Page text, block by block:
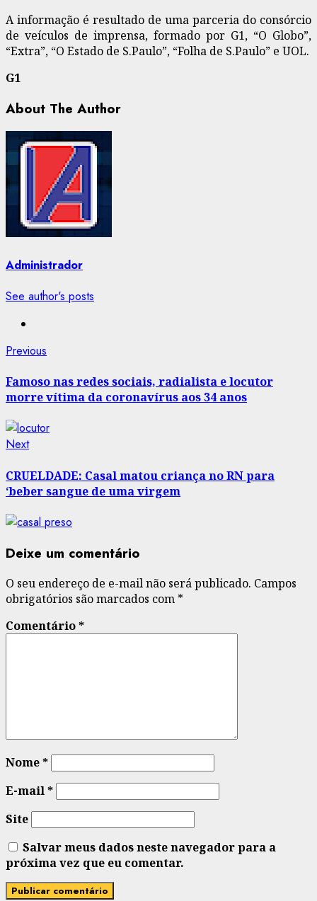
A informação é resultado de uma parceria do consórcio
de veículos de imprensa, formado por G1, “O Globo”,
“Extra”, “O Estado de S.Paulo”, “Folha de S.Paulo” e UOL.
G1
About The Author
Administrador
See author's posts
Post
navigation
Previous
Famoso nas redes sociais, radialista e locutor
morre vítima da coronavírus aos 34 anos
NextNext
CRUELDADE: Casal matou criança no RN para
‘beber sangue de uma virgem
Deixe um comentário
O seu endereço de e-mail não será publicado. Campos
obrigatórios são marcados com *
Comentário*
Nome*
E-mail*
Site
Salvar meus dados neste navegador para a
próxima vez que eu comentar.